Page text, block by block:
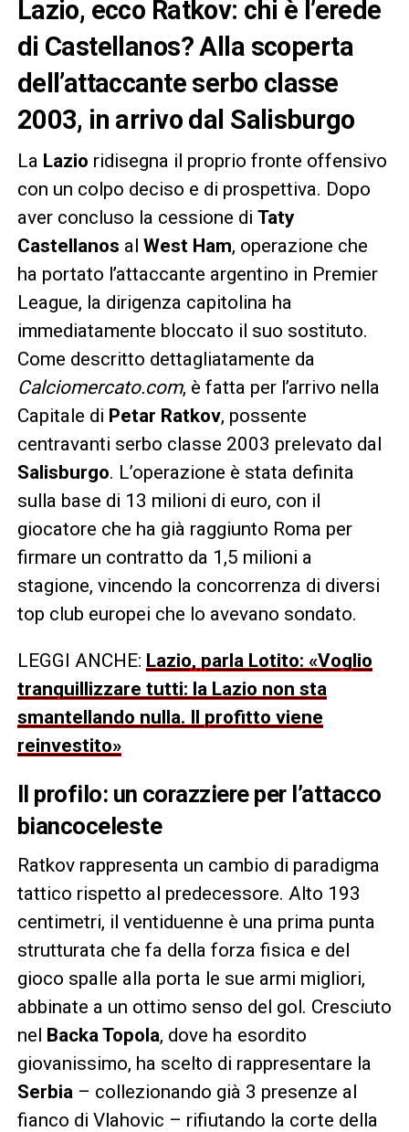
Lazio, ecco Ratkov: chi è l’erede
di Castellanos? Alla scoperta
dell’attaccante serbo classe
2003, in arrivo dal Salisburgo
La Lazio ridisegna il proprio fronte offensivo
con un colpo deciso e di prospettiva. Dopo
aver concluso la cessione di Taty
Castellanos al West Ham, operazione che
ha portato l’attaccante argentino in Premier
League, la dirigenza capitolina ha
immediatamente bloccato il suo sostituto.
Come descritto dettagliatamente da
Calciomercato.com, è fatta per l’arrivo nella
Capitale di Petar Ratkov, possente
centravanti serbo classe 2003 prelevato dal
Salisburgo. L’operazione è stata definita
sulla base di 13 milioni di euro, con il
giocatore che ha già raggiunto Roma per
firmare un contratto da 1,5 milioni a
stagione, vincendo la concorrenza di diversi
top club europei che lo avevano sondato.
LEGGI ANCHE: Lazio, parla Lotito: «Voglio
tranquillizzare tutti: la Lazio non sta
smantellando nulla. Il profitto viene
reinvestito»
Il profilo: un corazziere per l’attacco
biancoceleste
Ratkov rappresenta un cambio di paradigma
tattico rispetto al predecessore. Alto 193
centimetri, il ventiduenne è una prima punta
strutturata che fa della forza fisica e del
gioco spalle alla porta le sue armi migliori,
abbinate a un ottimo senso del gol. Cresciuto
nel Backa Topola, dove ha esordito
giovanissimo, ha scelto di rappresentare la
Serbia – collezionando già 3 presenze al
fianco di Vlahovic – rifiutando la corte della